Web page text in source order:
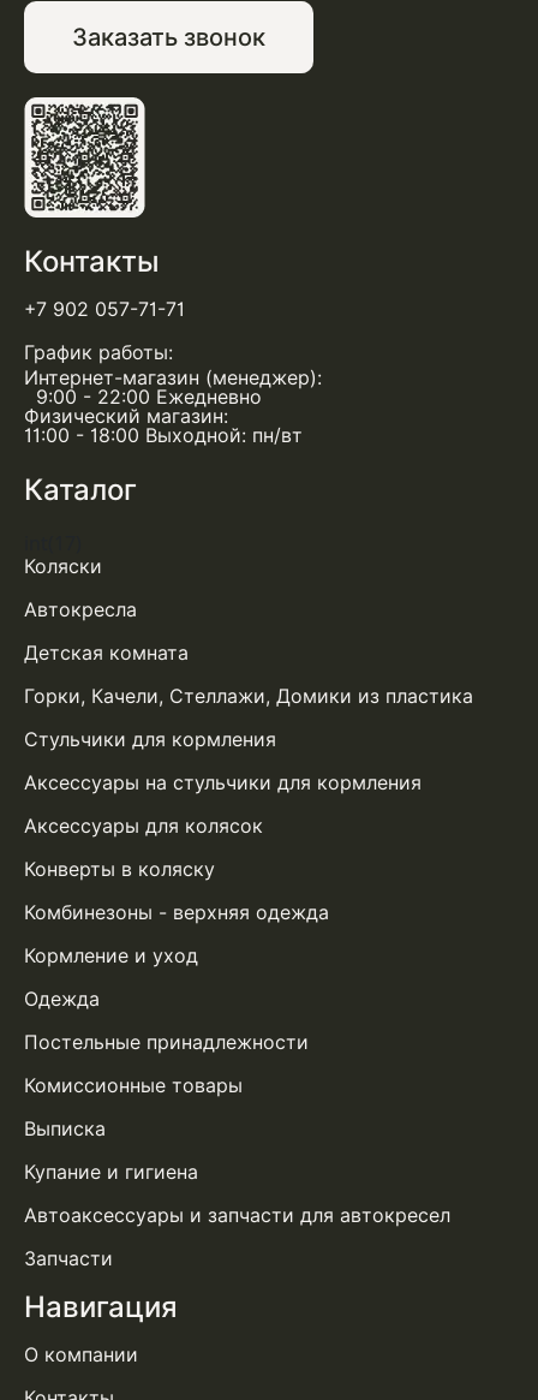
Заказать звонок
Контакты
+7 902 057-71-71
График работы:
Интернет-магазин (менеджер):
9:00 - 22:00 Ежедневно
Физический магазин:
11:00 - 18:00 Выходной: пн/вт
Каталог
Коляски
Автокресла
Детская комната
Горки, Качели, Стеллажи, Домики из пластика
Стульчики для кормления
Аксессуары на стульчики для кормления
Аксессуары для колясок
Конверты в коляску
Комбинезоны - верхняя одежда
Кормление и уход
Одежда
Постельные принадлежности
Комиссионные товары
Выписка
Купание и гигиена
Автоаксессуары и запчасти для автокресел
Запчасти
Навигация
О компании